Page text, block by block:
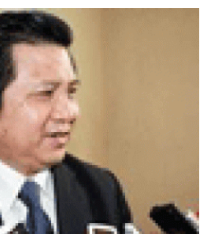
mục tiêu xoá đói giảm nghèo.